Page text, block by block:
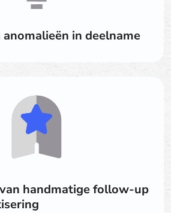
in deelname
handmatige follow-up